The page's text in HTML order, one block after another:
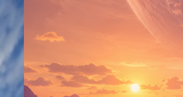
content